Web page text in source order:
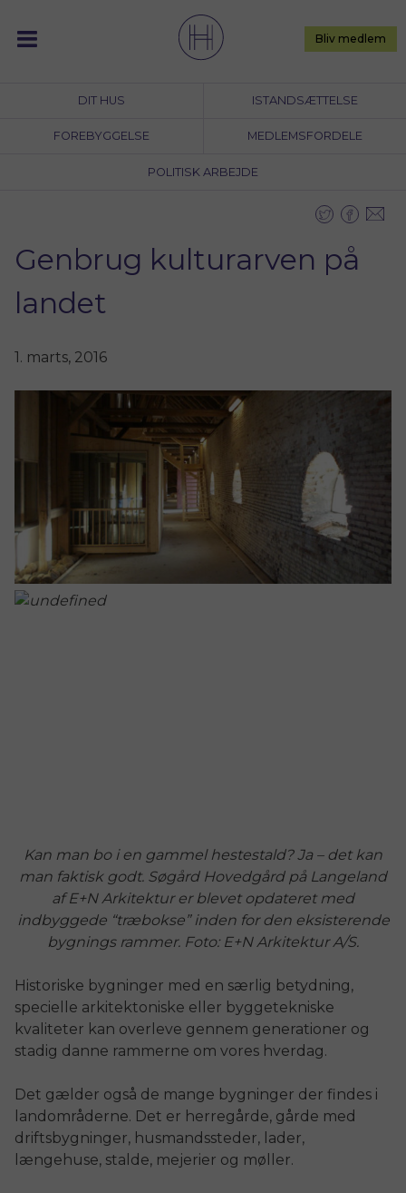
content
DIT HUS ISTANDSÆTTELSE
FOREBYGGELSE MEDLEMSFORDELE
POLITISK ARBEJDE
Bliv medlem
Genbrug kulturarven på
landet
1. marts, 2016
Kan man bo i en gammel hestestald? Ja – det kan
man faktisk godt. Søgård Hovedgård på Langeland
af E+N Arkitektur er blevet opdateret med
indbyggede “træbokse” inden for den eksisterende
bygnings rammer. Foto: E+N Arkitektur A/S.
Historiske bygninger med en særlig betydning,
specielle arkitektoniske eller byggetekniske
kvaliteter kan overleve gennem generationer og
stadig danne rammerne om vores hverdag.
Det gælder også de mange bygninger der findes i
landområderne. Det er herregårde, gårde med
driftsbygninger, husmandssteder, lader,
længehuse, stalde, mejerier og møller.